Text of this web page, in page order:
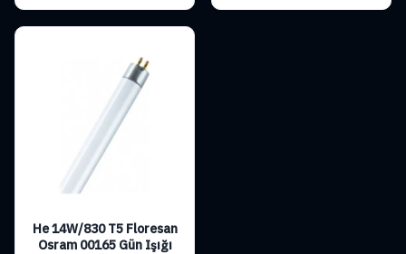
He 14W/830 T5 Floresan
Osram 00165 Gün Işığı